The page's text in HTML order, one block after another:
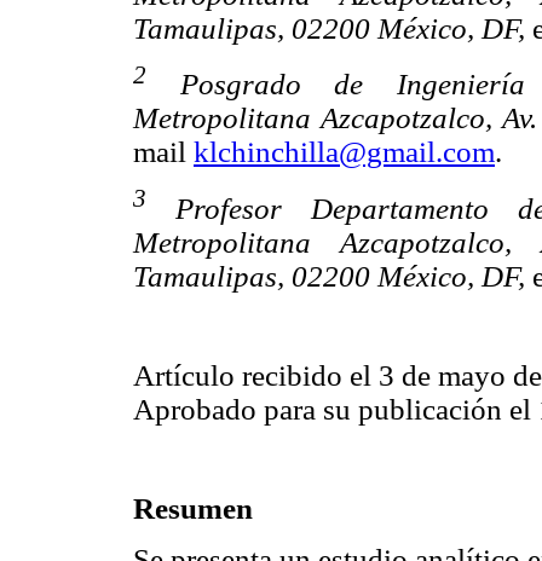
Tamaulipas, 02200 México, DF,
2
Posgrado de Ingeniería
Metropolitana Azcapotzalco,
mail klchinchilla@gmail.com.
3
Profesor Departamento
Metropolitana
Tamaulipas, 02200 México, DF,
Artículo recibido el 3 de mayo
Aprobado para su publicación el
Resumen